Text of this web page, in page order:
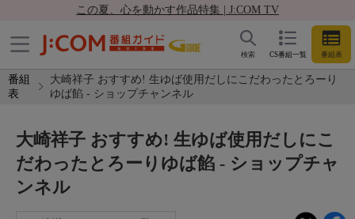
この夏、心を動かす作品特集 | J:COM TV
CS番組一覧 番組表
検索
番組
表
大崎祥子 おすすめ! 生ゆば使用だしにこだわったとろーり
ゆば餡 - ショップチャンネル
大崎祥子 おすすめ! 生ゆば使用だしにこ
だわったとろーりゆば餡 - ショップチャ
ンネル